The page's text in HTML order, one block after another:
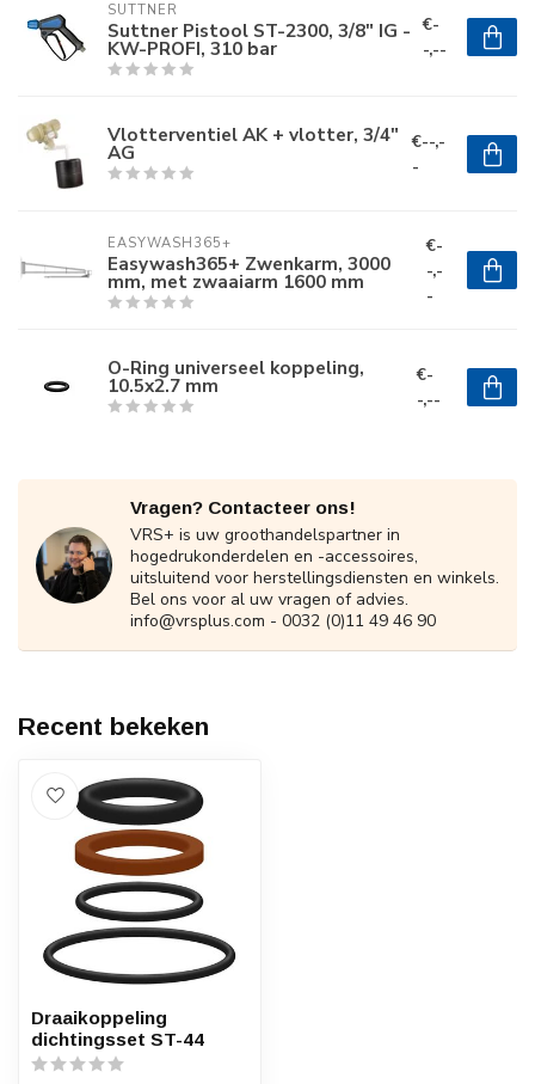
SUTTNER
Suttner Pistool ST-2300, 3/8" IG -
KW-PROFI, 310 bar
€-
-,--
Vlotterventiel AK + vlotter, 3/4"
AG
€--,-
-
EASYWASH365+
Easywash365+ Zwenkarm, 3000
mm, met zwaaiarm 1600 mm
€-
-,-
-
O-Ring universeel koppeling,
10.5x2.7 mm
€-
-,--
Vragen? Contacteer ons!
VRS+ is uw groothandelspartner in
hogedrukonderdelen en -accessoires,
uitsluitend voor herstellingsdiensten en winkels.
Bel ons voor al uw vragen of advies.
info@vrsplus.com - 0032 (0)11 49 46 90
Recent bekeken
Draaikoppeling
dichtingsset ST-44